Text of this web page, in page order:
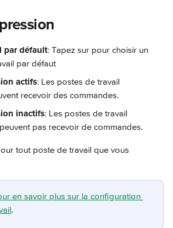
par défault: Tapez sur pour choisir un
par défaut
actifs: Les postes de travail
recevoir des commandes.
inactifs: Les postes de travail
pas recevoir de commandes.
tout poste de travail que vous
en savoir plus sur la configuration
.